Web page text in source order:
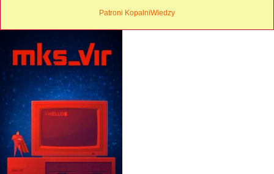
Patroni KopalniWiedzy